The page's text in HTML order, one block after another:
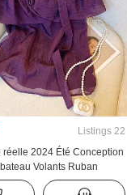
Listings 22
réelle 2024 Été Conception
Volants Ruban
Manches courtes